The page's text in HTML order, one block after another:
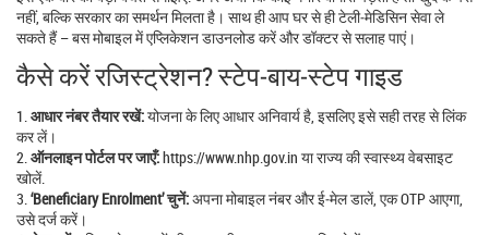
नहीं, बल्कि सरकार का समर्थन मिलता है। साथ ही आप घर से ही टेली‑मेडिसिन सेवा ले
सकते हैं – बस मोबाइल में एप्लिकेशन डाउनलोड करें और डॉक्टर से सलाह पाएं।
कैसे करें रजिस्ट्रेशन? स्टेप‑बाय‑स्टेप गाइड
1. आधार नंबर तैयार रखें:योजना के लिए आधार अनिवार्य है, इसलिए इसे सही तरह से लिंक
कर लें।
2. ऑनलाइन पोर्टल पर जाएँ:https://www.nhp.gov.in या राज्य की स्वास्थ्य वेबसाइट
खोलें.
3. ‘Beneficiary Enrolment’ चुनें:अपना मोबाइल नंबर और ई‑मेल डालें, एक OTP आएगा,
उसे दर्ज करें।